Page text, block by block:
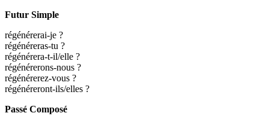
Futur Simple
régénérerai-je ?
régénéreras-tu ?
régénérera-t-il/elle ?
régénérerons-nous ?
régénérerez-vous ?
régénéreront-ils/elles ?
Passé Composé